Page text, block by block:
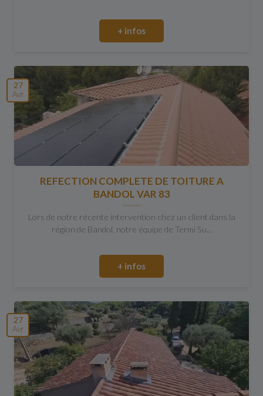
+ infos
27
Avr
REFECTION COMPLETE DE TOITURE A
BANDOL VAR 83
Lors de notre récente intervention chez un client dans la
région de Bandol, notre équipe de Termi Su...
+ infos
27
Avr